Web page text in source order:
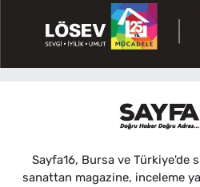
Sayfa16, Bursa ve Türkiye'de
sanattan magazine, inceleme